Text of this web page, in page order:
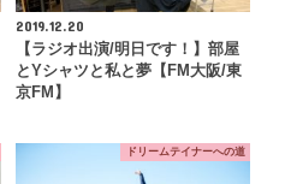
2019.12.20
【ラジオ出演/明日です！】部屋
とYシャツと私と夢【FM大阪/東
京FM】
ドリームテイナーへの道